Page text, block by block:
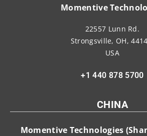
Momentive
22557 Lunn Rd.
Strongsville, OH,
USA
+1 440 878 5700
CHINA
Momentive Technologies